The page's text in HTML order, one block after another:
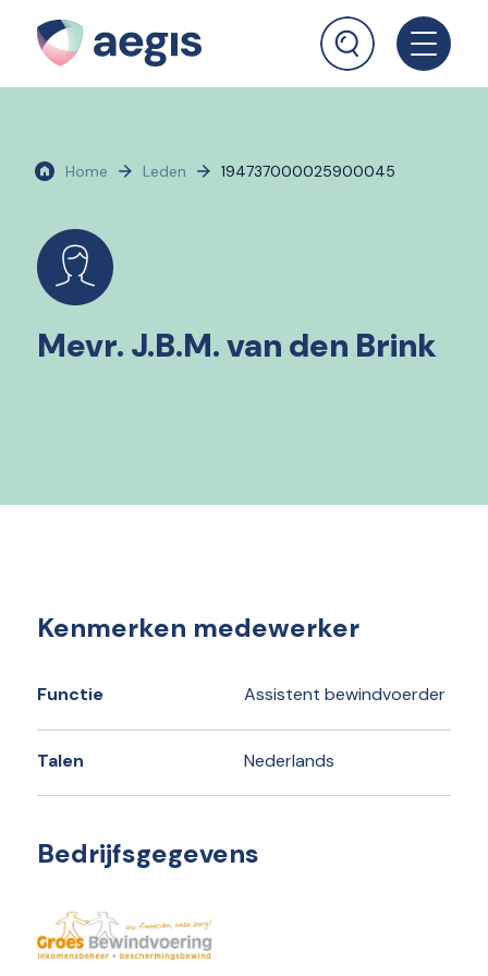
Home Leden 194737000025900045
Mevr. J.B.M. van den Brink
Kenmerken medewerker
Functie Assistent bewindvoerder
Talen Nederlands
Bedrijfsgegevens